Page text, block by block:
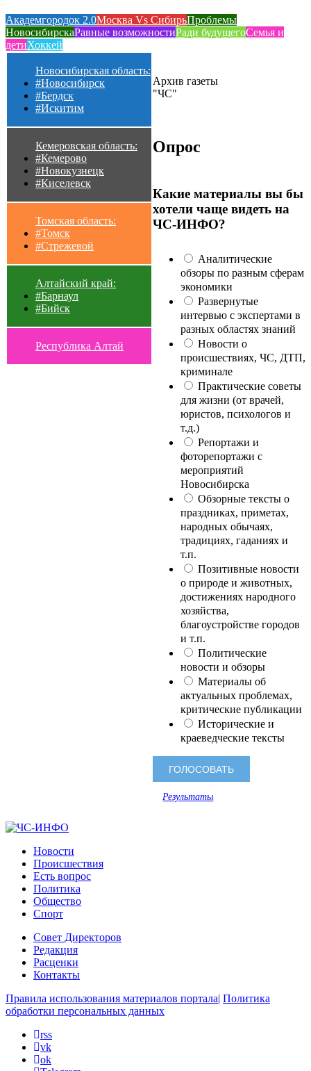
Академгородок 2.0Москва Vs СибирьПроблемы
НовосибирскаРавные возможностиРади будущегоСемья и
детиХоккей
Новосибирская область:
#Новосибирск
#Бердск
#Искитим
Кемеровская область:
#Кемерово
#Новокузнецк
#Киселевск
Томская область:
#Томск
#Стрежевой
Алтайский край:
#Барнаул
#Бийск
Республика Алтай
Архив газеты
"ЧС"
Опрос
Какие материалы вы бы
хотели чаще видеть на
ЧС-ИНФО?
Аналитические
обзоры по разным сферам
экономики
Развернутые
интервью с экспертами в
разных областях знаний
Новости о
происшествиях, ЧС, ДТП,
криминале
Практические советы
для жизни (от врачей,
юристов, психологов и
т.д.)
Репортажи и
фоторепортажи с
мероприятий
Новосибирска
Обзорные тексты о
праздниках, приметах,
народных обычаях,
традициях, гаданиях и
т.п.
Позитивные новости
о природе и животных,
достижениях народного
хозяйства,
благоустройстве городов
и т.п.
Политические
новости и обзоры
Материалы об
актуальных проблемах,
критические публикации
Исторические и
краеведческие тексты
Результаты
Новости
Происшествия
Есть вопрос
Политика
Общество
Спорт
Совет Директоров
Редакция
Расценки
Контакты
Правила использования материалов портала| Политика
обработки персональных данных
rss
vk
ok